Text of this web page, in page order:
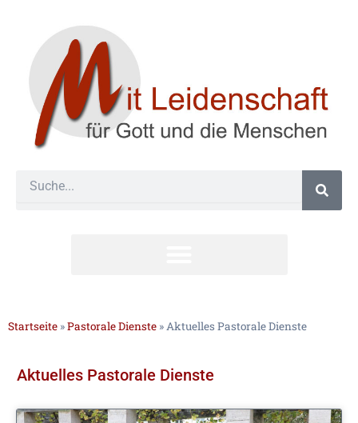
springen
Startseite »Pastorale Dienste » Aktuelles Pastorale Dienste
Aktuelles Pastorale Dienste